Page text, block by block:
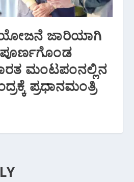
ಯೋಜನೆ ಜಾರಿಯಾಗಿ
ಮಂಟಪಂನಲ್ಲಿನ
ಪ್ರಧಾನಮಂತ್ರಿ